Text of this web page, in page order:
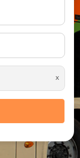
x